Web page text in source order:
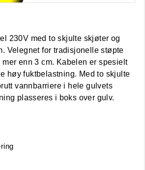
230V med to skjulte skjøter og
Velegnet for tradisjonelle støpte
enn 3 cm. Kabelen er spesielt
høy fuktbelastning. Med to skjulte
vannbarriere i hele gulvets
plasseres i boks over gulv.